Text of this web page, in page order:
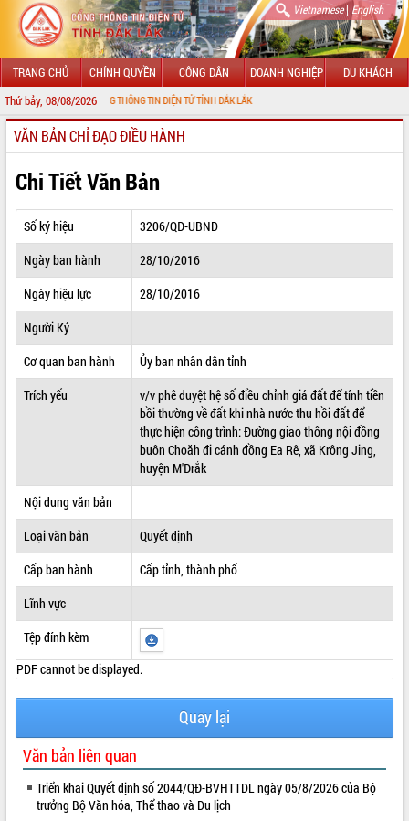
Vietnamese| English
TRANG CHỦ CHÍNH QUYỀN CÔNG DÂN DOANH NGHIỆP DU KHÁCH
Thứ bảy, 08/08/2026
ĐẾN VỚI CỔNG THÔNG TIN ĐIỆN TỬ TỈNH ĐẮK LẮK
GIỚI THIỆU
LÃNH ĐẠO UBND TỈNH
TIN TỨC SỰ KIỆN
SỞ, BAN, NGÀNH
THÔNG TIN CHỈ ĐẠO ĐIỀU HÀNH
HỆ THỐNG VĂN BẢN
VĂN BẢN HĐND TỈNH
VĂN BẢN CHỈ ĐẠO ĐIỀU HÀNH
Chi Tiết Văn Bản
Số ký hiệu
3206/QĐ-UBND
Ngày ban hành
28/10/2016
Ngày hiệu lực
28/10/2016
Người Ký
Cơ quan ban hành
Ủy ban nhân dân tỉnh
Trích yếu
v/v phê duyệt hệ số điều chỉnh giá đất để tính tiền
bồi thường về đất khi nhà nước thu hồi đất để
thực hiện công trình: Đường giao thông nội đồng
buôn Choăh đi cánh đồng Ea Rê, xã Krông Jing,
huyện M'Đrắk
Nội dung văn bản
Loại văn bản
Quyết định
Cấp ban hành
Cấp tỉnh, thành phố
Lĩnh vực
Tệp đính kèm
PDF cannot be displayed.
Quay lại
Văn bản liên quan
Triển khai Quyết định số 2044/QĐ-BVHTTDL ngày 05/8/2026 của Bộ
trưởng Bộ Văn hóa, Thể thao và Du lịch